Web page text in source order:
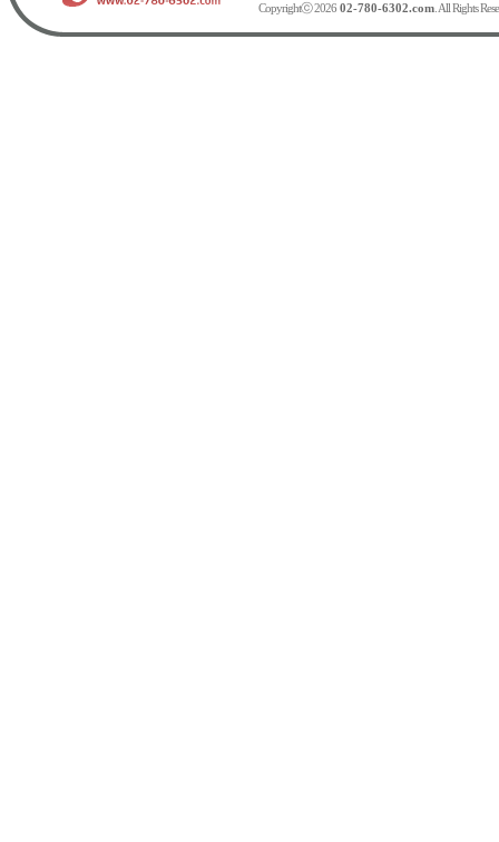
Copyrightⓒ 2026 02-780-6302.com. All Rights